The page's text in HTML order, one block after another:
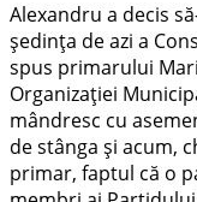
Alexandru a decis
ședința de azi a
spus primarului
Organizației
mândresc cu
de stânga și acum,
primar, faptul că o